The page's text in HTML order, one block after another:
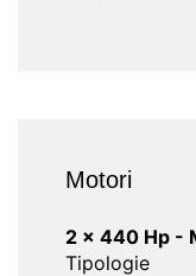
Motori
2 x 440 Hp -
Tipologie